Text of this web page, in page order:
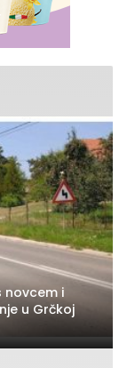
novcem i
u Grčkoj